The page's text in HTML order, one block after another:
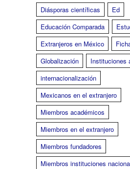
Diásporas científicas
Ed
Educación Comparada
Extranjeros en México
Globalización
Instituciones
internacionalización
Mexicanos en el extranjero
Miembros académicos
Miembros en el extranjero
Miembros fundadores
Miembros instituciones